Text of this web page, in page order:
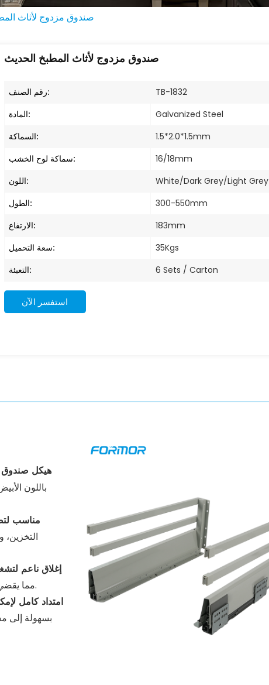
صندوق مزدوج لأثاث
صندوق مزدوج لأثاث المطبخ الحديث
رقم الصنف: TB-1832
المادة: Galvanized Steel
السماكة: 1.5*2.0*1.5mm
سماكة لوح الخشب: 16/18mm
اللون: White/Dark Grey/Light Grey
الطول: 300-550mm
الارتفاع: 183mm
سعة التحميل: 35Kgs
التعبئة: 6 Sets / Carton
استفسر الآن
هيكل صندوق
باللون
مناسب
التخزين،
إغلاق ناعم
مما يقضي بشكل فعال على ضوضاء الارتطام ويعزز راحة المستخدم بشكل عام.
امتداد كامل
بسهولة إلى